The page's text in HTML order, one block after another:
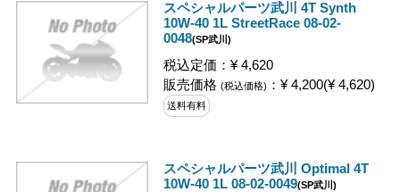
スペシャルパーツ武川 4T Synth
10W-40 1L StreetRace 08-02-
0048(SP武川)
税込定価：¥ 4,620
販売価格 (税込価格) ：¥ 4,200(¥ 4,620)
送料有料
スペシャルパーツ武川 Optimal 4T
10W-40 1L 08-02-0049(SP武川)